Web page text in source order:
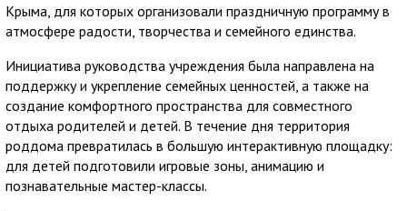
Крыма, для которых организовали праздничную программу в
атмосфере радости, творчества и семейного единства.
Инициатива руководства учреждения была направлена на
поддержку и укрепление семейных ценностей, а также на
создание комфортного пространства для совместного
отдыха родителей и детей. В течение дня территория
роддома превратилась в большую интерактивную площадку:
для детей подготовили игровые зоны, анимацию и
познавательные мастер-классы.